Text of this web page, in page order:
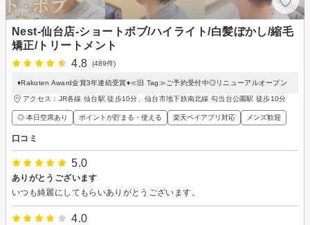
Nest‐仙台店‐ショートボブ/ハイライト/白髪ぼかし/縮毛
矯正/トリートメント
4.8
(489件)
♦︎Rakuten Award金賞3年連続受賞♦︎≪旧 Tag≫ご予約受付中◎リニューアルオープン
アクセス：JR各線 仙台駅 徒歩10分、仙台市地下鉄南北線 勾当台公園駅 徒歩10分
◎ 本日空席あり ポイントが貯まる・使える 楽天ペイアプリ対応 メンズ歓迎
口コミ
5.0
ありがとうございます
いつも綺麗にしてもらいありがとうございます。
4.0